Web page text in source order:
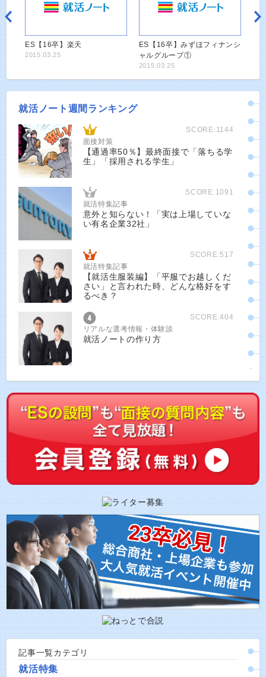
ES【16卒】楽天
2015.03.25
ES【16卒】みずほフィナンシ
ャルグループ①
2015.03.25
就活ノート週間ランキング
SCORE:1144
面接対策
【通過率50％】最終面接で「落ちる学
生」「採用される学生」
SCORE:1091
就活特集記事
意外と知らない！「実は上場していな
い有名企業32社」
SCORE:517
就活特集記事
【就活生服装編】「平服でお越しくだ
さい」と言われた時、どんな格好をす
るべき？
SCORE:404
リアルな選考情報・体験談
就活ノートの作り方
記事一覧カテゴリ
就活特集